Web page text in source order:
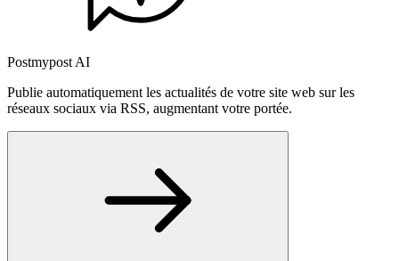
Postmypost AI
Publie automatiquement les actualités de votre site web sur les
réseaux sociaux via RSS, augmentant votre portée.